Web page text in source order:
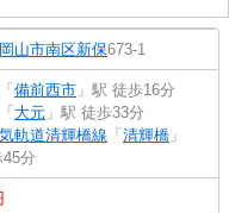
岡山市南区新保673-1
「 備前西市 」駅 徒歩16分
「 大元 」駅 徒歩33分
軌道清輝橋線 「 清輝橋 」
分